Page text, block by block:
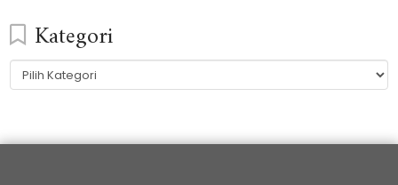
Kategori
Kategori